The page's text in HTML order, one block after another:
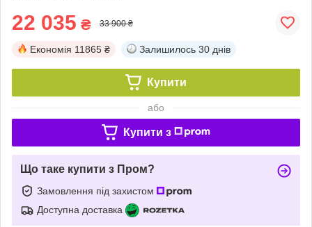
22 035 ₴ 33 900 ₴
Економія 11865 ₴ Залишилось 30 днів
Купити
або
Купити з
Що таке купити з Пром?
Замовлення під захистом
Доступна доставка